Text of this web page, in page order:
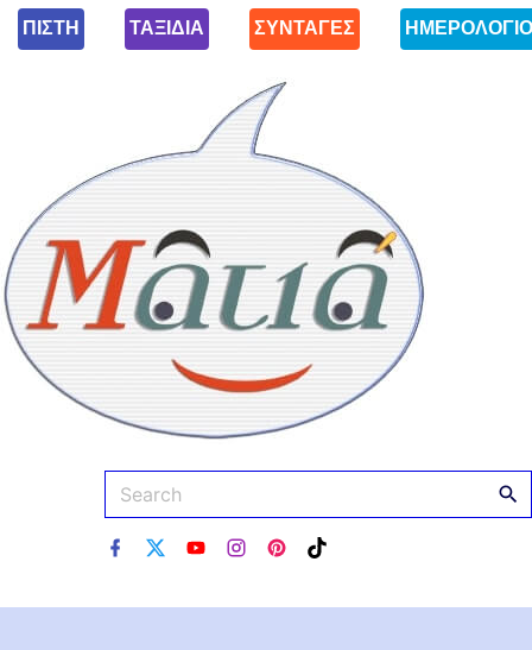
ΠΙΣΤΗ ΤΑΞΙΔΙΑ ΣΥΝΤΑΓΕΣ ΗΜΕΡΟΛΟΓΙΟ